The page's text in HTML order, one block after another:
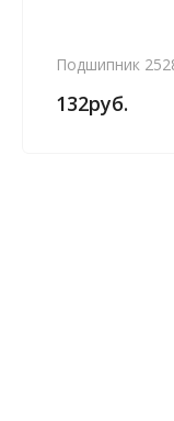
Подшипник
132руб.